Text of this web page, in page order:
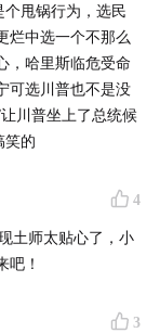
甩锅行为，选民
烂中选一个不那么
，哈里斯临危受命
可选川普也不是没
川普坐上了总统候
笑的
4
土师太贴心了，小
吧！
3